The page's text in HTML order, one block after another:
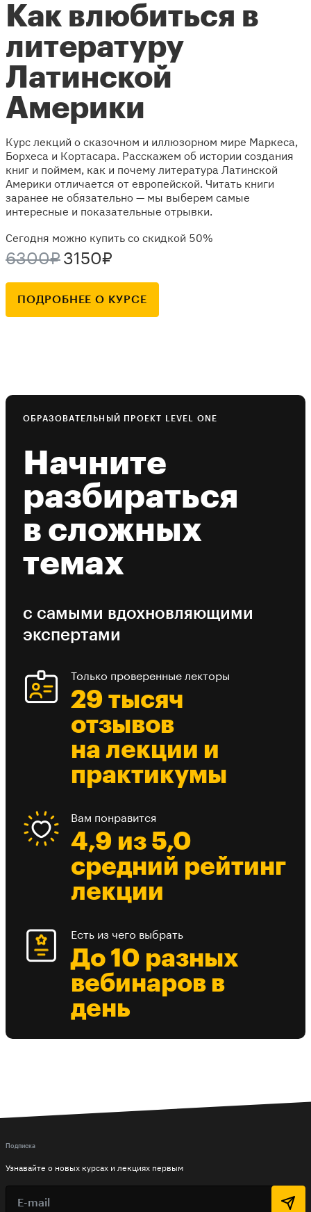
Как влюбиться в
литературу
Латинской
Америки
Курс лекций о сказочном и иллюзорном мире Маркеса,
Борхеса и Кортасара. Расскажем об истории создания
книг и поймем, как и почему литература Латинской
Америки отличается от европейской. Читать книги
заранее не обязательно — мы выберем самые
интересные и показательные отрывки.
Сегодня можно купить со скидкой 50%
6300₽ 3150₽
ПОДРОБНЕЕ О КУРСЕ
ОБРАЗОВАТЕЛЬНЫЙ ПРОЕКТ LEVEL ONE
Начните
разбираться
в сложных
темах
с самыми вдохновляющими
экспертами
Только проверенные лекторы
29 тысяч
отзывов
на лекции и
практикумы
Вам понравится
4,9 из 5,0
средний рейтинг
лекции
Есть из чего выбрать
До 10 разных
вебинаров в
день
Подписка
Узнавайте о новых курсах и лекциях первым